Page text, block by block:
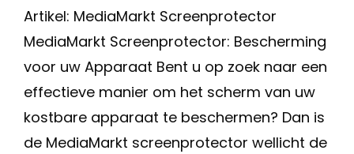
Artikel: MediaMarkt Screenprotector
MediaMarkt Screenprotector: Bescherming
voor uw Apparaat Bent u op zoek naar een
effectieve manier om het scherm van uw
kostbare apparaat te beschermen? Dan is
de MediaMarkt screenprotector wellicht de